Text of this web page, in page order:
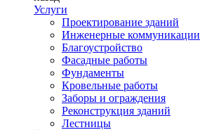
Услуги
Проектирование зданий
Инженерные коммуникации
Благоустройство
Фасадные работы
Фундаменты
Кровельные работы
Заборы и ограждения
Реконструкция зданий
Лестницы